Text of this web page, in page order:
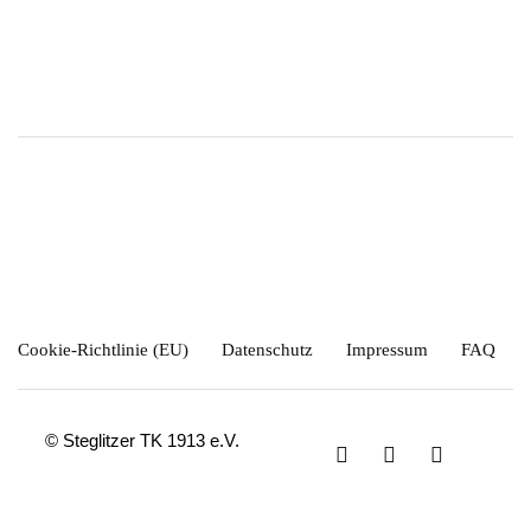
Cookie-Richtlinie (EU) Datenschutz Impressum FAQ
© Steglitzer TK 1913 e.V.